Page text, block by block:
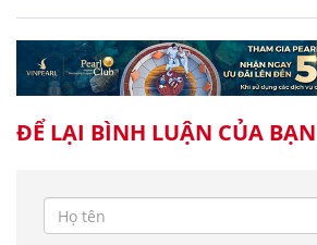
ĐỂ LẠI BÌNH LUẬN CỦA BẠN